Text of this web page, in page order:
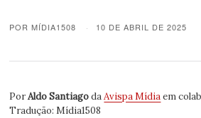
PORMÍDIA1508 10 DE ABRIL DE 2025
PorAldo SantiagodaAvispa Mídiaem
Tradução: Mídia1508